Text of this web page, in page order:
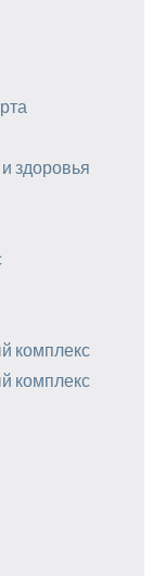
здоровья
комплекс
комплекс